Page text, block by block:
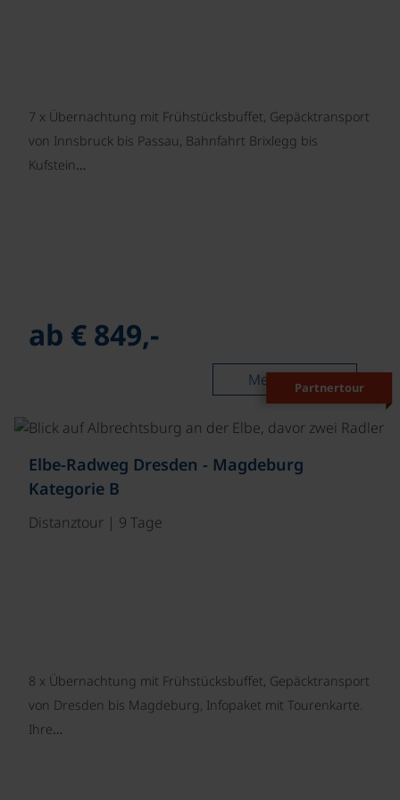
7 x Übernachtung mit Frühstücksbuffet, Gepäcktransport
von Innsbruck bis Passau, Bahnfahrt Brixlegg bis
Kufstein…
ab € 849,-
Mehr lesenPartnertour
Elbe-Radweg Dresden - Magdeburg
Kategorie B
Distanztour | 9 Tage
8 x Übernachtung mit Frühstücksbuffet, Gepäcktransport
von Dresden bis Magdeburg, Infopaket mit Tourenkarte.
Ihre…